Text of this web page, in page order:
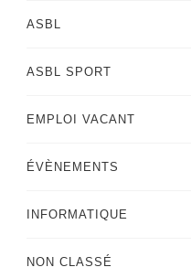
ASBL
ASBL SPORT
EMPLOI VACANT
ÉVÈNEMENTS
INFORMATIQUE
NON CLASSÉ